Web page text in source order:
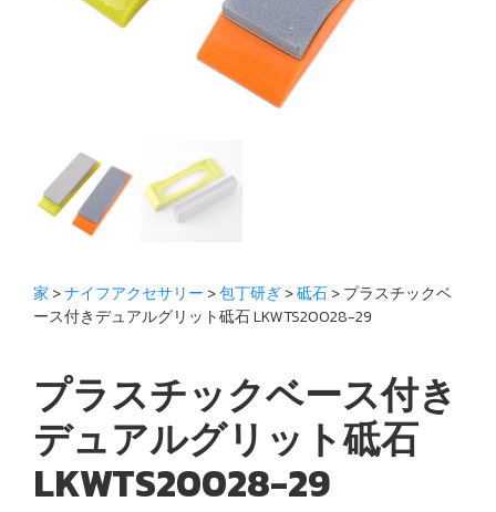
家 >ナイフアクセサリー >包丁研ぎ>砥石> プラスチックベ
ース付きデュアルグリット砥石 LKWTS20028-29
プラスチックベース付き
デュアルグリット砥石
LKWTS20028-29